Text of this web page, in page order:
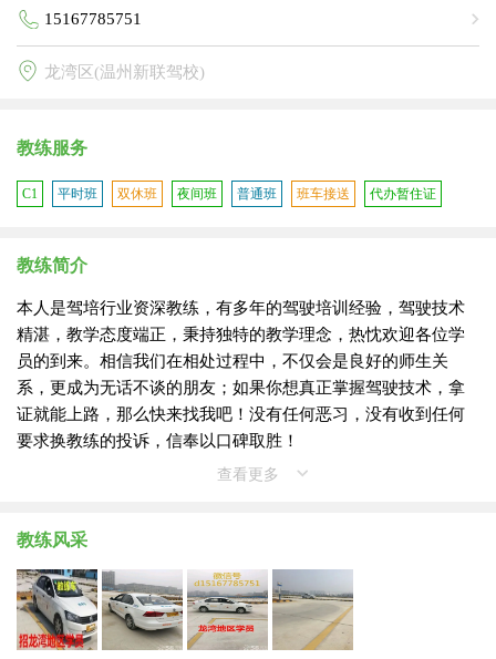
15167785751
龙湾区(温州新联驾校)
教练服务
C1 平时班 双休班 夜间班 普通班 班车接送 代办暂住证
教练简介
本人是驾培行业资深教练，有多年的驾驶培训经验，驾驶技术
精湛，教学态度端正，秉持独特的教学理念，热忱欢迎各位学
员的到来。相信我们在相处过程中，不仅会是良好的师生关
系，更成为无话不谈的朋友；如果你想真正掌握驾驶技术，拿
证就能上路，那么快来找我吧！没有任何恶习，没有收到任何
要求换教练的投诉，信奉以口碑取胜！
查看更多
教练风采